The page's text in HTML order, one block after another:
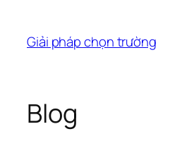
phầnGiải pháp chọn trường
Blog